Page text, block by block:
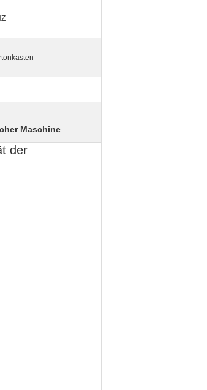
Maschine
der